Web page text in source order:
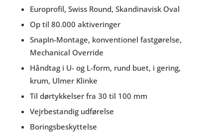
Europrofil, Swiss Round, Skandinavisk Oval
Op til 80.000 aktiveringer
SnapIn-Montage, konventionel fastgørelse,
Mechanical Override
Håndtag i U- og L-form, rund buet, i gering,
krum, Ulmer Klinke
Til dørtykkelser fra 30 til 100 mm
Vejrbestandig udførelse
Boringsbeskyttelse